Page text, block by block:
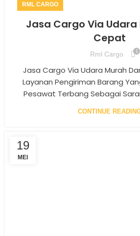
RML CARGO
Jasa Cargo Via Udara
Cepat
Rml Cargo 1
Jasa Cargo Via Udara Murah
Layanan Pengiriman Barang
Pesawat Terbang Sebagai
CONTINUE
19
MEI